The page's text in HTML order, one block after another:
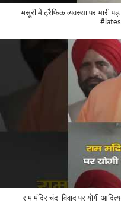
मसूरी में ट्रैफिक व्यवस्था पर भारी
राम मंदिर चंदा विवाद पर योगी